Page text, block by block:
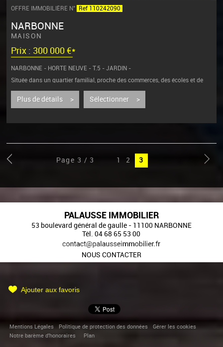
OFFRE IMMOBILIÈRE N° Ref 110242090
NARBONNE
MAISON
Prix : 300 000 €*
NARBONNE - HORTE NEUVE - T.5 - JARDIN -
Située dans un quartier familial, proche des commerces, des écoles et de
Cette...
Plus de détails > Sélectionner >
Page 3 / 3 1 2 3
PALAUSSE IMMOBILIER
53 boulevard général de gaulle - 11100 NARBONNE
Tél.04 68 65 53 00
NOUS CONTACTER
Ajouter aux favoris
Mentions Légales Politique de protection des données
Gérer les cookies
Notre barème d'honoraires
Plan